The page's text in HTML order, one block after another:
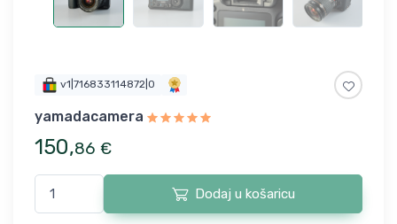
v1|716833114872|0
yamadacamera
150,86 €
Dodaj u košaricu